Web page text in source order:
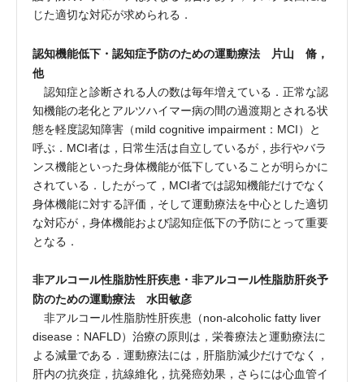
じた適切な対応が求められる．
認知機能低下・認知症予防のための運動療法 片山 脩，
他
認知症と診断される人の数は毎年増えている．正常な認
知機能の老化とアルツハイマー病の間の過渡期とされる状
態を軽度認知障害（mild cognitive impairment：MCI）と
呼ぶ．MCI者は，日常生活は自立しているが，歩行やバラ
ンス機能といった身体機能が低下していることが明らかに
されている．したがって，MCI者では認知機能だけでなく
身体機能に対する評価，そして運動療法を中心とした適切
な対応が，身体機能および認知症低下の予防にとって重要
となる．
非アルコール性脂肪性肝疾患・非アルコール性脂肪肝炎予
防のための運動療法 水田敏彦
非アルコール性脂肪性肝疾患（non-alcoholic fatty liver
disease：NAFLD）治療の原則は，栄養療法と運動療法に
よる減量である．運動療法には，肝脂肪減少だけでなく，
肝内の抗炎症，抗線維化，抗発癌効果，さらには心血管イ